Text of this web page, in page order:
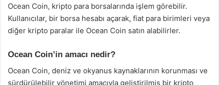
Ocean Coin, kripto para borsalarında işlem görebilir.
Kullanıcılar, bir borsa hesabı açarak, fiat para birimleri veya
diğer kripto paralar ile Ocean Coin satın alabilirler.
Ocean Coin’in amacı nedir?
Ocean Coin, deniz ve okyanus kaynaklarının korunması ve
sürdürülebilir yönetimi amacıyla geliştirilmiş bir kripto